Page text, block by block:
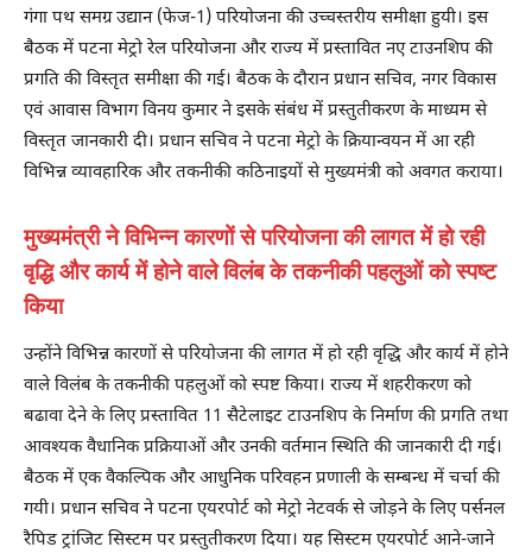
गंगा पथ समग्र उद्यान (फेज-1) परियोजना की उच्चस्तरीय समीक्षा हुयी। इस
बैठक में पटना मेट्रो रेल परियोजना और राज्य में प्रस्तावित नए टाउनशिप की
प्रगति की विस्तृत समीक्षा की गई। बैठक के दौरान प्रधान सचिव, नगर विकास
एवं आवास विभाग विनय कुमार ने इसके संबंध में प्रस्तुतीकरण के माध्यम से
विस्तृत जानकारी दी। प्रधान सचिव ने पटना मेट्रो के क्रियान्वयन में आ रही
विभिन्न व्यावहारिक और तकनीकी कठिनाइयों से मुख्यमंत्री को अवगत कराया।
मुख्यमंत्री ने विभिन्न कारणों से परियोजना की लागत में हो रही
वृद्धि और कार्य में होने वाले विलंब के तकनीकी पहलुओं को स्पष्ट
किया
उन्होंने विभिन्न कारणों से परियोजना की लागत में हो रही वृद्धि और कार्य में होने
वाले विलंब के तकनीकी पहलुओं को स्पष्ट किया। राज्य में शहरीकरण को
बढावा देने के लिए प्रस्तावित 11 सैटेलाइट टाउनशिप के निर्माण की प्रगति तथा
आवश्यक वैधानिक प्रक्रियाओं और उनकी वर्तमान स्थिति की जानकारी दी गई।
बैठक में एक वैकल्पिक और आधुनिक परिवहन प्रणाली के सम्बन्ध में चर्चा की
गयी। प्रधान सचिव ने पटना एयरपोर्ट को मेट्रो नेटवर्क से जोड़ने के लिए पर्सनल
रैपिड ट्रांजिट सिस्टम पर प्रस्तुतीकरण दिया। यह सिस्टम एयरपोर्ट आने-जाने